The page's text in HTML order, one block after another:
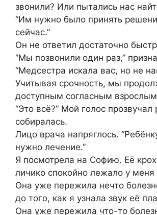
звонили? Или пытались нас
“Им нужно было принять
сейчас.”
Он не ответил достаточно
“Мы позвонили один раз,”
“Медсестра искала вас, но не
Учитывая срочность, мы
доступным согласным
“Это всё?” Мой голос прозвучал
собиралась.
Лицо врача напряглось.
нужно лечение.”
Я посмотрела на Софию. Её
личико спокойно лежало у меня
Она уже пережила нечто
до того, как я узнала звук её
Она уже пережила что-то